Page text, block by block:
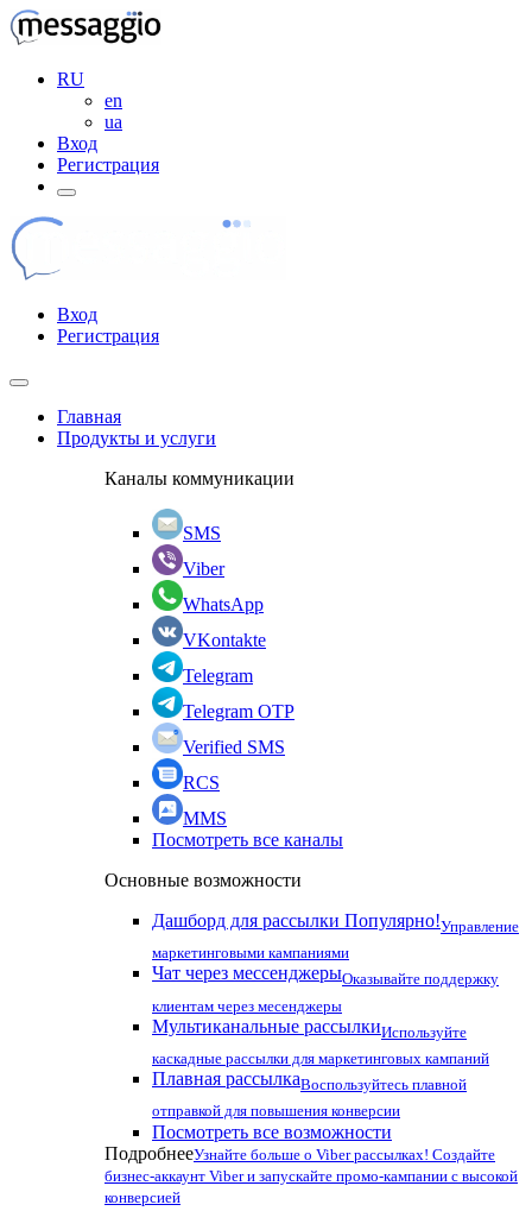
RU
en
ua
Вход
Регистрация
Вход
Регистрация
Главная
Продукты и услуги
Каналы коммуникации
SMS
Viber
WhatsApp
VKontakte
Telegram
Telegram OTP
Verified SMS
RCS
MMS
Посмотреть все каналы
Основные возможности
Дашборд для рассылки Популярно!Управление
маркетинговыми кампаниями
Чат через мессенджерыОказывайте поддержку
клиентам через месенджеры
Мультиканальные рассылкиИспользуйте
каскадные рассылки для маркетинговых кампаний
Плавная рассылкаВоспользуйтесь плавной
отправкой для повышения конверсии
Посмотреть все возможности
ПодробнееУзнайте больше о Viber рассылках! Создайте
бизнес-аккаунт Viber и запускайте промо-кампании с высокой
конверсией